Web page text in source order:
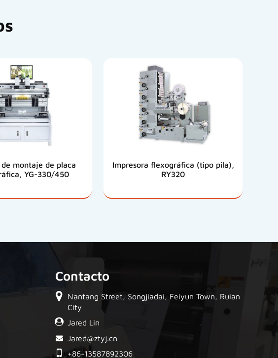
de montaje de placa
YG-330/450
Impresora flexográfica (tipo pila),
RY320
Contacto
Nantang Street, Songjiadai, Feiyun Town, Ruian
City
Jared Lin
Jared@ztyj.cn
+86-13587892306